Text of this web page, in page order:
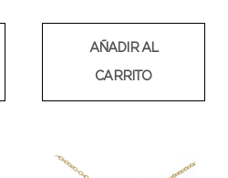
AÑADIR AL
CARRITO